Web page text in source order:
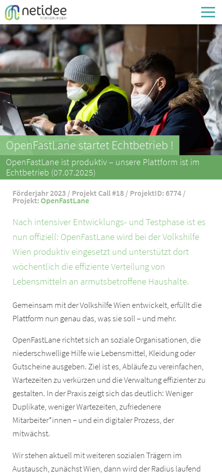
Enter your username or email address
Passwort
Passwort vergessen
OpenFastLane startet Echtbetrieb !
OpenFastLane ist produktiv – unsere Plattform ist im
Echtbetrieb (07.07.2025)
Förderjahr 2023 / Projekt Call #18 / ProjektID: 6774 /
Projekt:OpenFastLane
Nach intensiver Entwicklungs- und Testphase ist es
nun offiziell: OpenFastLane wird bei der Volkshilfe
Wien produktiv eingesetzt und unterstützt dort
wöchentlich die effiziente Verteilung von
Lebensmitteln an armutsbetroffene Haushalte.
Gemeinsam mit der Volkshilfe Wien entwickelt, erfüllt die
Plattform nun genau das, was sie soll – und mehr.
OpenFastLane richtet sich an soziale Organisationen, die
niederschwellige Hilfe wie Lebensmittel, Kleidung oder
Gutscheine ausgeben. Ziel ist es, Abläufe zu vereinfachen,
Wartezeiten zu verkürzen und die Verwaltung effizienter zu
gestalten. In der Praxis zeigt sich das deutlich: Weniger
Duplikate, weniger Wartezeiten, zufriedenere
Mitarbeiter*innen – und ein digitaler Prozess, der
mitwächst.
Wir stehen aktuell mit weiteren sozialen Trägern im
Austausch, zunächst Wien, dann wird der Radius laufend